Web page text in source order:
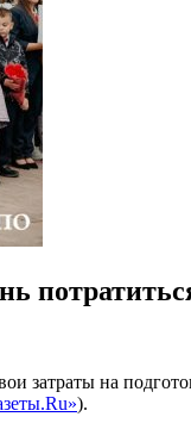
затраты на
).